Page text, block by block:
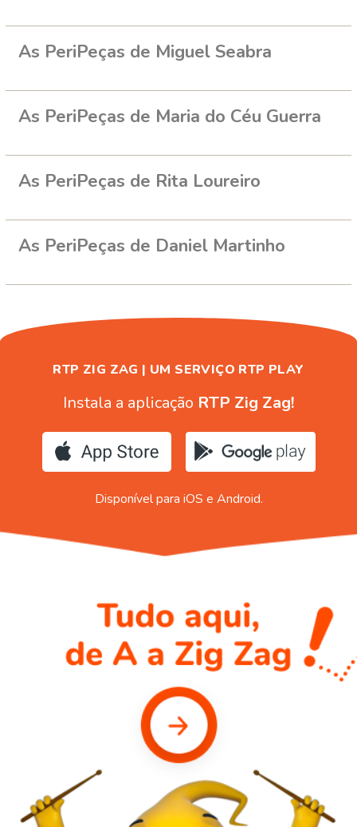
As PeriPeças de Miguel Seabra
As PeriPeças de Maria do Céu Guerra
As PeriPeças de Rita Loureiro
As PeriPeças de Daniel Martinho
RTP ZIG ZAG | UM SERVIÇO RTP PLAY
Instala a aplicação RTP Zig Zag!
Disponível para iOS e Android.